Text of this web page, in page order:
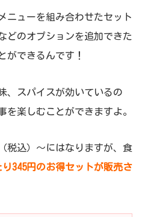
ニューを組み合わせたセット
どのオプションを追加できた
ができるんです！
、スパイスが効いているの
を楽しむことができますよ。
税込）～にはなりますが、食
り345円のお得セットが販売さ